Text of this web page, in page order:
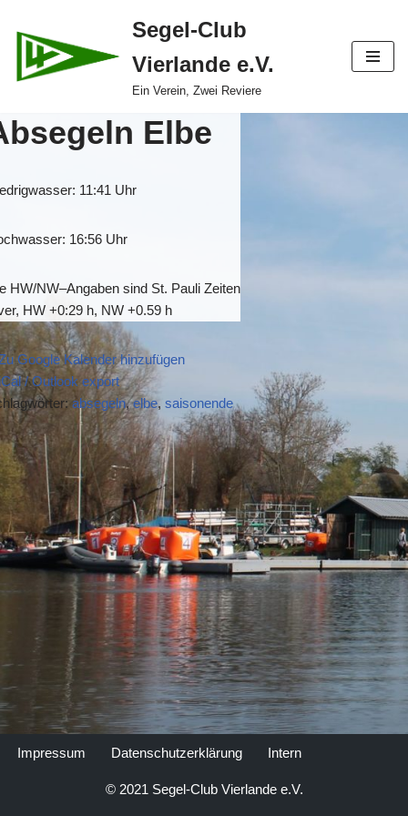
Zum
Inhalt
Segel-Club
Vierlande e.V.
Ein Verein, Zwei Reviere
Elbe
11:41 Uhr
16:56 Uhr
HW/NW–Angaben sind St. Pauli Zeiten
HW +0:29 h, NW +0.59 h
Google Kalender hinzufügen
/ Outlook export
absegeln,elbe, saisonende
Impressum Datenschutzerklärung Intern
© 2021 Segel-Club Vierlande e.V.